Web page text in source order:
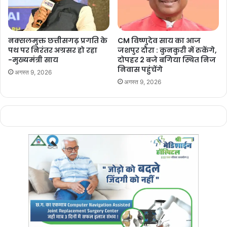
पुलिस ने आसपास लगे CCTV कैमरों की फुटेज खंगालकर कार की पहचान
फुटेज के आधार पर पुलिस ने कार मालिक औरएक अन्य युवक
हिरासत में लिया। मृतक के साथ कार में मौजूद थे:
साधना अग्रवाल उर्फ भूरी (19 वर्ष), कबीर नगर
संतोष मिश्रा (44 वर्ष), हीरापुर
पुलिस जांच में सामने आया है कितीनों संदिग्ध नशे की हालत मेंथे। सभी के
ओवरडोज से मौत की आशंका,
घबराकर लाश फेंकी
प्रारंभिक पूछताछ में आरोपियों ने बताया किमंदीप सिंह नशे का आदी था
इंजेक्शन के ज़रिए ड्रग्सले रहा था। नशा करते समय उसकी हालत अचानक
बिगड़ गई।डर के मारे आरोपियों ने चलती कार से शव को बाहर फेंक दिया
नक्सलमुक्त छत्तीसगढ़ प्रगति के
पथ पर निरंतर अग्रसर हो रहा
-मुख्यमंत्री साय
अगस्त 9, 2026
CM विष्णुदेव साय का आज
जशपुर दौरा : कुनकुरी में रुकेंगे,
दोपहर 2 बजे बगिया स्थित निज
निवास पहुंचेंगे
अगस्त 9, 2026